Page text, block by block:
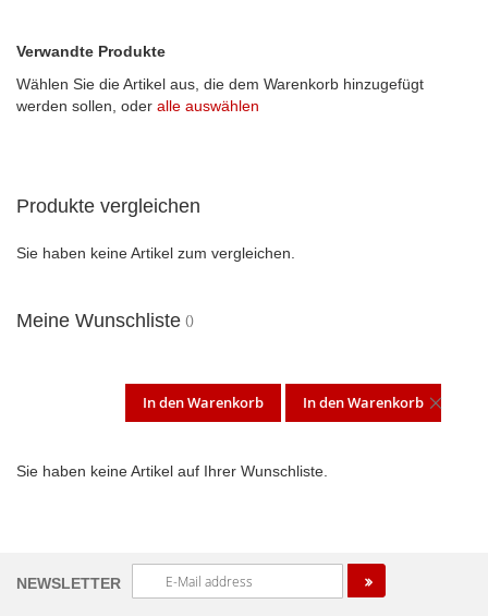
Verwandte Produkte
Wählen Sie die Artikel aus, die dem Warenkorb hinzugefügt
werden sollen, oder alle auswählen
Produkte vergleichen
Sie haben keine Artikel zum vergleichen.
Meine Wunschliste
In den Warenkorb In den Warenkorb
Sie haben keine Artikel auf Ihrer Wunschliste.
NEWSLETTER
Melden
Sie